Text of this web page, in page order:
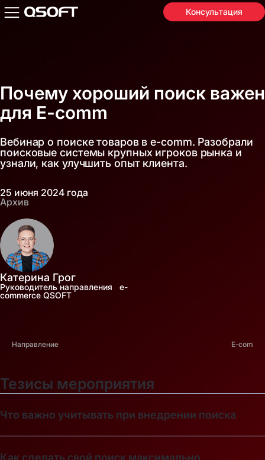
Консультация
Почему хороший поиск важен
для E-comm
Вебинар о поиске товаров в e-comm. Разобрали
поисковые системы крупных игроков рынка и
узнали, как улучшить опыт клиента.
Катерина Грог
Руководитель направления e-
commerce QSOFT
25 июня 2024 года
Архив
Направление E-com
Тезисы мероприятия
Что важно учитывать при внедрении поиска
Как сделать свой поиск максимально